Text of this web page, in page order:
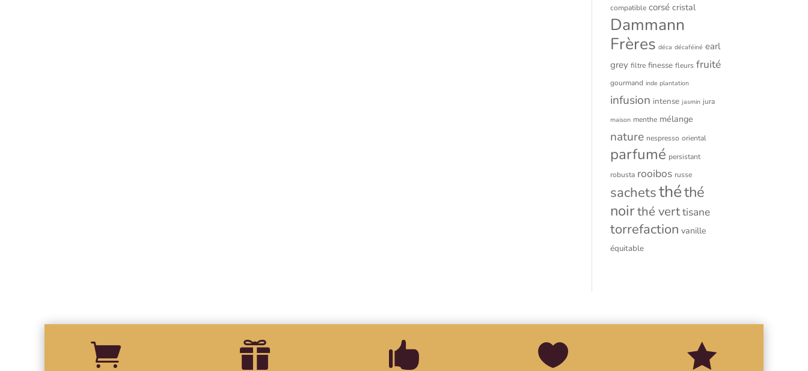
compatible corsé cristal
Dammann
Frères déca décaféiné earl
grey filtre finesse fleurs fruité
gourmand inde plantation
infusion intense jasmin jura
maison menthe mélange
nature nespresso oriental
parfumé persistant
robusta rooibos russe
sachetsthéthé
noirthé verttisane
torrefaction vanille
équitable
    